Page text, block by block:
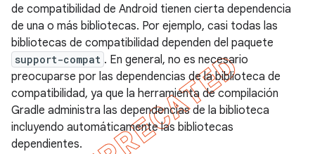
de compatibilidad de Android tienen cierta dependencia
de una o más bibliotecas. Por ejemplo, casi todas las
bibliotecas de compatibilidad dependen del paquete
support-compat . En general, no es necesario
preocuparse por las dependencias de la biblioteca de
compatibilidad, ya que la herramienta de compilación
Gradle administra las dependencias de la biblioteca
incluyendo automáticamente las bibliotecas
dependientes.